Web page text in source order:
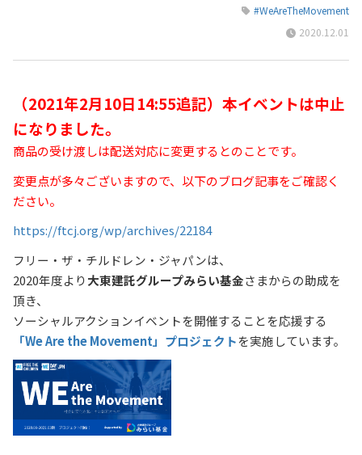
#WeAreTheMovement
2020.12.01
（2021年2月10日14:55追記）本イベントは中止
になりました。
商品の受け渡しは配送対応に変更するとのことです。
変更点が多々ございますので、以下のブログ記事をご確認く
ださい。
https://ftcj.org/wp/archives/22184
フリー・ザ・チルドレン・ジャパンは、
2020年度より大東建託グループみらい基金さまからの助成を
頂き、
ソーシャルアクションイベントを開催することを応援する
「We Are the Movement」プロジェクトを実施しています。